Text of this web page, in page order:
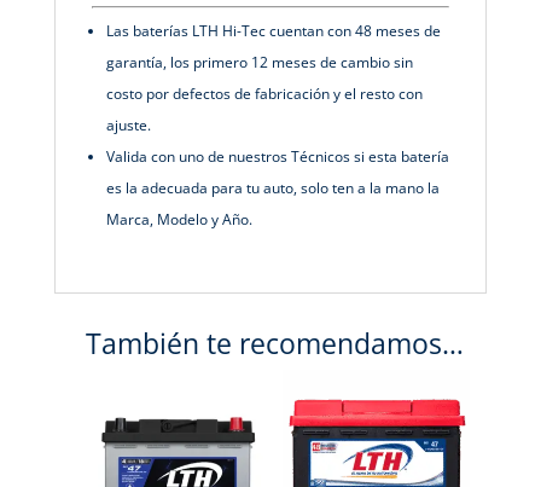
Las baterías LTH Hi-Tec cuentan con 48 meses de
garantía, los primero 12 meses de cambio sin
costo por defectos de fabricación y el resto con
ajuste.
Valida con uno de nuestros Técnicos si esta batería
es la adecuada para tu auto, solo ten a la mano la
Marca, Modelo y Año.
También te recomendamos…